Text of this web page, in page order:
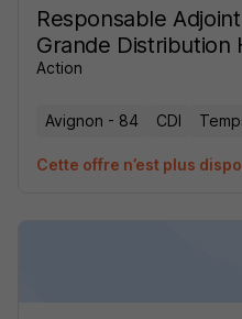
Responsable
Grande Distribution
Action
Avignon - 84 CDI
Cette offre n’est plus